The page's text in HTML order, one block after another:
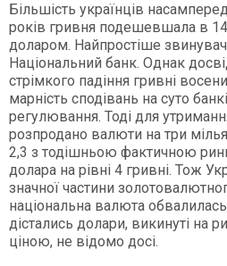
Більшість українців
років гривня подешевшала в 14
доларом. Найпростіше
Національний банк. Однак
стрімкого падіння гривні
марність сподівань на суто
регулювання. Тоді для
розпродано валюти на три
2,3 з тодішньою фактичною
долара на рівні 4 гривні. Тож
значної частини
національна валюта
дістались долари, викинуті на
ціною, не відомо досі.